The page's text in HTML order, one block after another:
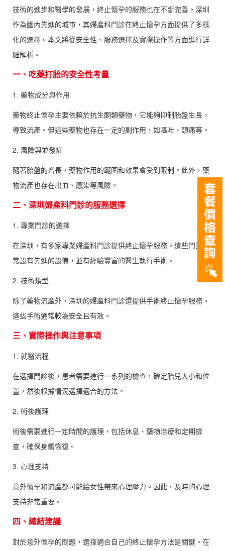
技術的進步和醫學的發展，終止懷孕的服務也在不斷完善。深圳
作為國內先進的城市，其婦產科門診在終止懷孕方面提供了多樣
化的選擇。本文將從安全性、服務選擇及實際操作等方面進行詳
細解析。
一、吃藥打胎的安全性考量
1. 藥物成分與作用
藥物終止懷孕主要依賴於抗生酮類藥物，它能夠抑制胎盤生長，
導致流產。但這些藥物也存在一定的副作用，如嘔吐、頭痛等。
2. 風險與並發症
隨著胎盤的增長，藥物作用的範圍和效果會受到限制。此外，藥
物流產也存在出血、感染等風險。
二、深圳婦產科門診的服務選擇
1. 專業門診的選擇
在深圳，有多家專業婦產科門診提供終止懷孕服務。這些門診通
常設有先進的設備，並有經驗豐富的醫生執行手術。
2. 技術類型
除了藥物流產外，深圳的婦產科門診還提供手術終止懷孕服務。
這些手術通常較為安全且有效。
三、實際操作與注意事項
1. 就醫流程
在選擇門診後，患者需要進行一系列的檢查，確定胎兒大小和位
置，然後根據情況選擇適合的方法。
2. 術後護理
術後需要進行一定時間的護理，包括休息、藥物治療和定期檢
查，確保身體恢復。
3. 心理支持
意外懷孕和流產都可能給女性帶來心理壓力。因此，及時的心理
支持非常重要。
四、總結建議
對於意外懷孕的問題，選擇適合自己的終止懷孕方法是關鍵。在